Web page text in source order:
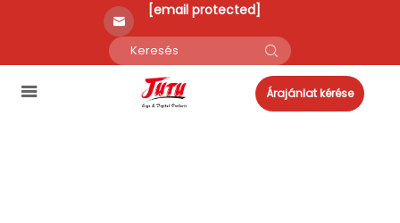
[email protected]
Árajánlat kérése